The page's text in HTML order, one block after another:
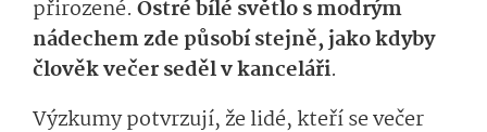
přirozené. Ostré bílé světlo s modrým
nádechem zde působí stejně, jako kdyby
člověk večer seděl v kanceláři.
Výzkumy potvrzují, že lidé, kteří se večer